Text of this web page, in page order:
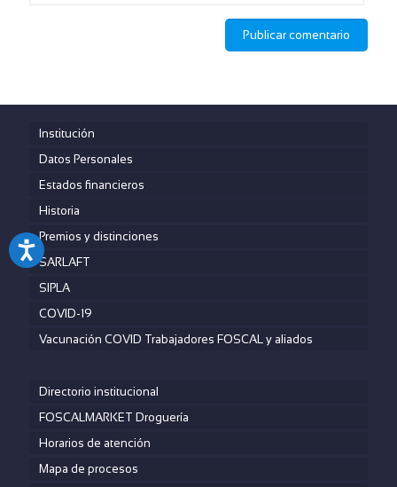
Institución
Datos Personales
Estados financieros
Historia
Premios y distinciones
SARLAFT
SIPLA
COVID-19
Vacunación COVID Trabajadores FOSCAL y aliados
Directorio institucional
FOSCALMARKET Droguería
Horarios de atención
Mapa de procesos